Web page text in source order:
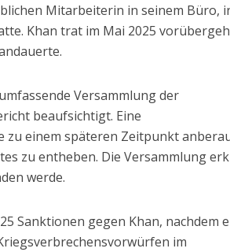
Mitarbeiterin in seinem Büro,
Khan trat im Mai 2025
Versammlung der
beaufsichtigt. Eine
zu einem späteren Zeitpunkt
zu entheben. Die Versammlung
werde.
Sanktionen gegen Khan, nachdem
im